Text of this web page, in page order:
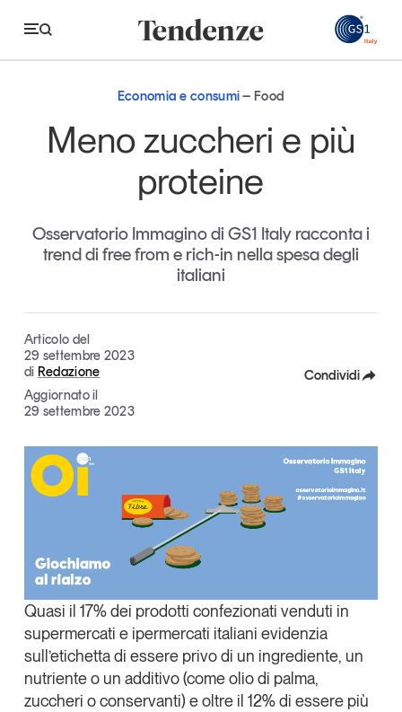
Tendenze
Economia e consumi
Innovazione
Logistica
Grandi temi
Magazine
Articoli
Opinioni
Dossier
Il Numero
Comunicati stampa
Video
Podcast
Eventi e formazione
Tutti gli appuntamenti
Economia e consumi Food
Meno zuccheri e più
proteine
Osservatorio Immagino di GS1 Italy racconta i
trend di free from e rich-in nella spesa degli
italiani
Articolo del
29 settembre 2023
di Redazione
Aggiornato il
29 settembre 2023
Condividi
X
Copia Link
Quasi il 17% dei prodotti confezionati venduti in
supermercati e ipermercati italiani evidenzia
sull’etichetta di essere privo di un ingrediente, un
nutriente o un additivo (come olio di palma,
zuccheri o conservanti) eoltre il 12%di essere più